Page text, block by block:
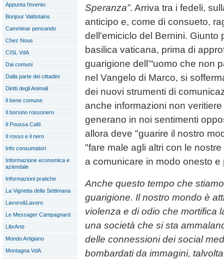
Appunta l'evento
Bonjour Valdotains
Camminar pensando
Chez Nous
CISL VdA
Dai comuni
Dalla parte dei cittadini
Diritti degli Animali
Il bene comune
Il borsino rossonero
Il Poussa Café
Il rosso e il nero
Info consumatori
Informazione economica e
aziendale
Informazioni pratiche
La Vignetta della Settimana
Lavoro&Lavoro
Le Messager Campagnard
LibrArte
Mondo Artigiano
Montagna VdA
Speranza”. Arriva tra i fedeli,
anticipo e, come di consueto,
dell'emiciclo del Bernini. Giunto
basilica vaticana, prima di
guarigione dell’“uomo che non
nel Vangelo di Marco, si
dei nuovi strumenti di
anche informazioni non
generano in noi sentimenti
allora deve "guarire il nostro
"fare male agli altri con le
a comunicare in modo onesto e
Anche questo tempo che
guarigione. Il nostro mondo è
violenza e di odio che mortifica
una società che si sta
delle connessioni dei social
bombardati da immagini,